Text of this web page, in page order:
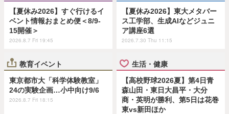
【夏休み2026】すぐ行けるイ
ベント情報おまとめ便＜8/9-
15開催＞
2026.8.7 Fri 19:45
【夏休み2026】東大メタバー
ス工学部、生成AIなどジュニ
ア講座6選
2026.7.30 Thu 11:15
教育イベント
東京都市大「科学体験教室」
24の実験企画…小中向け9/6
2026.8.7 Fri 18:15
生活・健康
【高校野球2026夏】第4日青
森山田・東日大昌平・大分
商・英明が勝利、第5日は花巻
東vs新田ほか